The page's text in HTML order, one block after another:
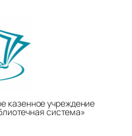
казенное учреждение
система»